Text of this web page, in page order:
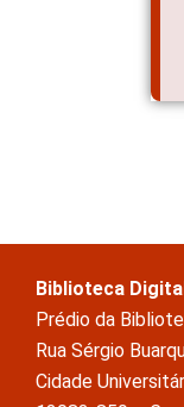
Biblioteca
Prédio da
Rua Sérgio
Cidade